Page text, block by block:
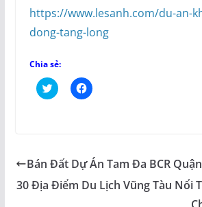
https://www.lesanh.com/du-an-
dong-tang-long
Chia sẻ:
B
ấ
a
s
t
N
h
h
s
Bán Đất Dự Án Tam Đa BCR
30 Địa Điểm Du Lịch Vũng Tàu Nổi